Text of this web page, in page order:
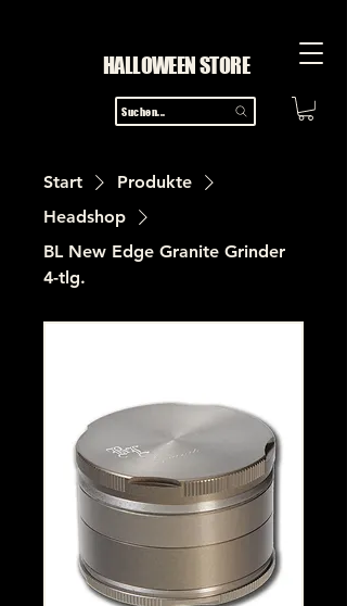
HALLOWEEN STORE
Suchen...
Start
Produkte
Headshop
BL New Edge Granite Grinder
4-tlg.